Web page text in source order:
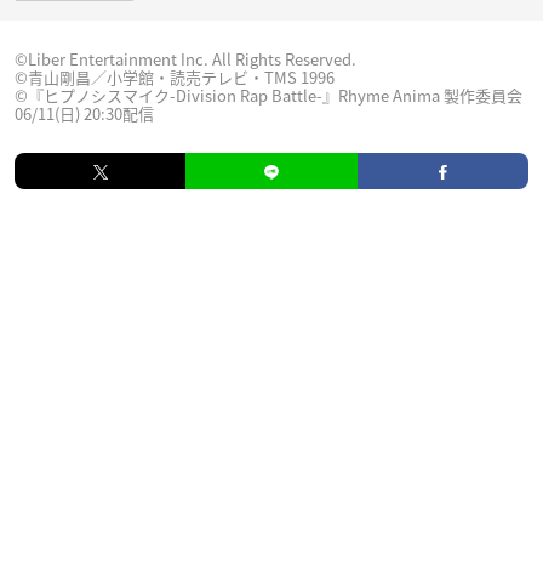
©Liber Entertainment Inc. All Rights Reserved.
©青山剛昌／小学館・読売テレビ・TMS 1996
©『ヒプノシスマイク-Division Rap Battle-』Rhyme Anima 製作委員会
06/11(日) 20:30配信